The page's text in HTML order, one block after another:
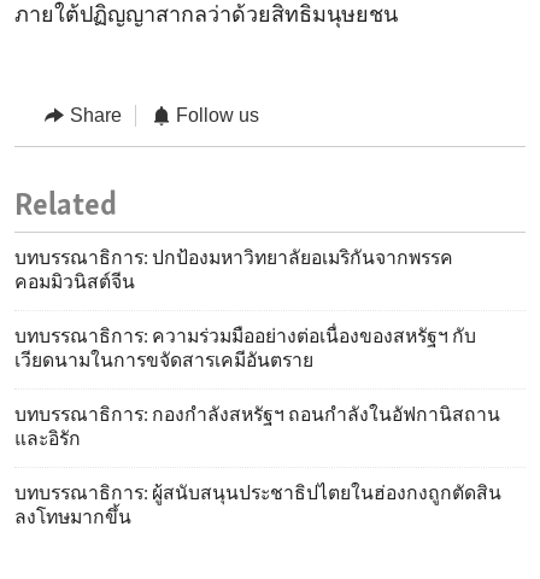
ภายใต้ปฏิญญาสากลว่าด้วยสิทธิมนุษยชน
Share Follow us
Related
บทบรรณาธิการ: ปกป้องมหาวิทยาลัยอเมริกันจากพรรค
คอมมิวนิสต์จีน
บทบรรณาธิการ: ความร่วมมืออย่างต่อเนื่องของสหรัฐฯ กับ
เวียดนามในการขจัดสารเคมีอันตราย
บทบรรณาธิการ: กองกำลังสหรัฐฯ ถอนกำลังในอัฟกานิสถาน
และอิรัก
บทบรรณาธิการ: ผู้สนับสนุนประชาธิปไตยในฮ่องกงถูกตัดสิน
ลงโทษมากขึ้น